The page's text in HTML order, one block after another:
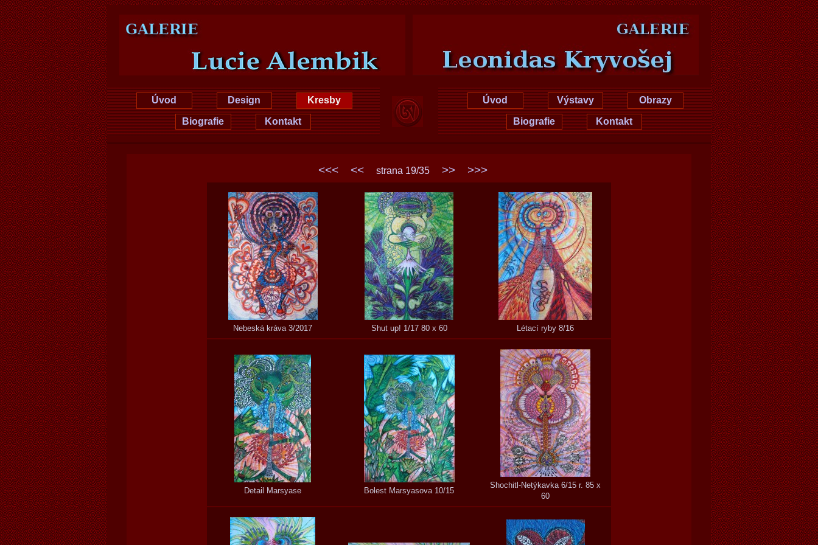
Lucie Hrušková
Úvod Design Kresby
Biografie Kontakt
Leonidas Kryvošej
Úvod Výstavy Obrazy
Biografie Kontakt
<<< << strana 19/35 >> >>>
Nebeská kráva 3/2017 Shut up! 1/17 80 x 60 Létací ryby 8/16
Detail Marsyase Bolest Marsyasova 10/15
Shochitl-Netýkavka 6/15 r. 85 x
60